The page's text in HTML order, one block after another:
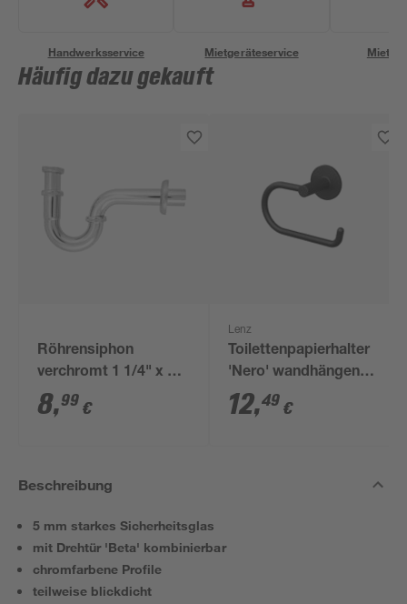
Handwerksservice Mietgeräteservice
Häufig dazu gekauft
Röhrensiphon
verchromt 1 1/4" x 32
mm
8,99 €
Lenz
Toilettenpapierhalter
'Nero' wandhängend
schwarz
12,49 €
Beschreibung
5 mm starkes Sicherheitsglas
mit Drehtür 'Beta' kombinierbar
chromfarbene Profile
teilweise blickdicht